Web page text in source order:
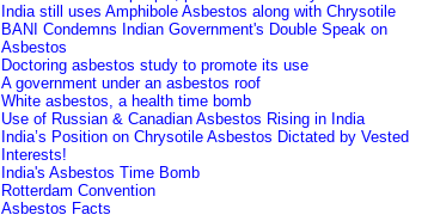
India still uses Amphibole Asbestos along with Chrysotile
BANI Condemns Indian Government's Double Speak on
Asbestos
Doctoring asbestos study to promote its use
A government under an asbestos roof
White asbestos, a health time bomb
Use of Russian & Canadian Asbestos Rising in India
India’s Position on Chrysotile Asbestos Dictated by Vested
Interests!
India's Asbestos Time Bomb
Rotterdam Convention
Asbestos Facts